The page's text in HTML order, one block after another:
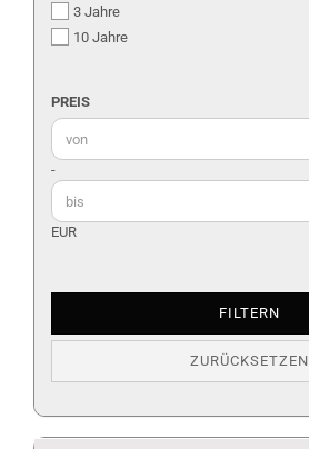
3 Jahre
10 Jahre
PREIS
PREIS
Preis bis
-
EUR
FILTERN
ZURÜCKSETZEN